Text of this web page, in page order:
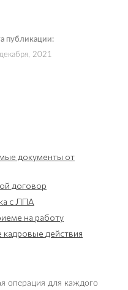
публикации:
2021
документы от
договор
с ЛПА
на работу
действия
операция для каждого